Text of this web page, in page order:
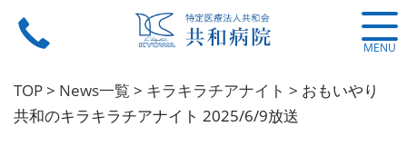
MENU
TOP> News一覧 > キラキラチアナイト > おもいやり
共和のキラキラチアナイト 2025/6/9放送